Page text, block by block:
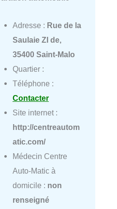
Adresse : Rue de la
Saulaie ZI de,
35400 Saint-Malo
Quartier :
Téléphone :
Contacter
Site internet :
http://centreautom
atic.com/
Médecin Centre
Auto-Matic à
domicile : non
renseigné